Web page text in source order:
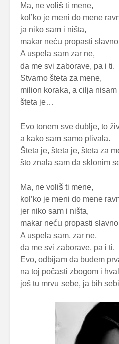
Ma, ne voliš ti mene,
kol’ko je meni do mene
ja niko sam i ništa,
makar neću propasti
A uspela sam zar ne,
da me svi zaborave, pa i ti.
Stvarno šteta za mene,
milion koraka, a cilja nisam
šteta je…
Evo tonem sve dublje, to
a kako sam samo plivala.
Šteta je, šteta je, šteta za
što znala sam da sklonim
Ma, ne voliš ti mene,
kol’ko je meni do mene
jer niko sam i ništa,
makar neću propasti
A uspela sam, zar ne,
da me svi zaborave, pa i ti.
Evo, odbijam da budem
na toj počasti zbogom i
još tu mrvu sebe, ja bih